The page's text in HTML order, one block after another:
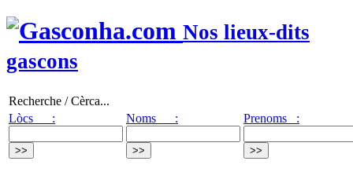
Nos lieux-dits
gascons
Recherche / Cèrca...
Lòcs :
Noms : Prenoms :